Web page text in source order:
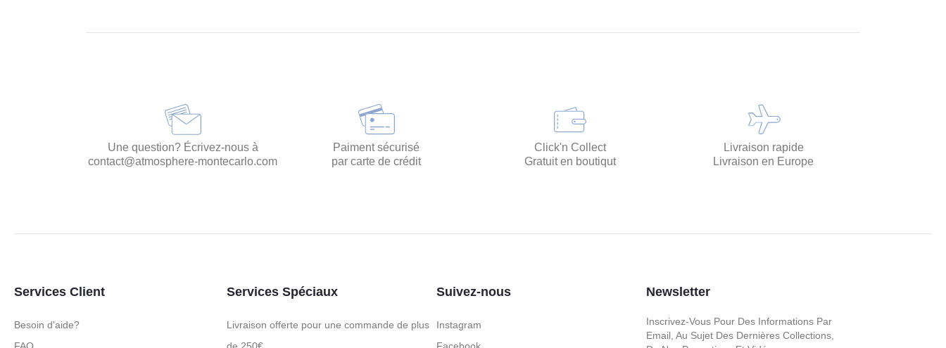
Une question? Écrivez-nous à
contact@atmosphere-montecarlo.com
Paiment sécurisé
par carte de crédit
Click'n Collect
Gratuit en boutiqut
Livraison rapide
Livraison en Europe
Services Client
Besoin d'aide?
Services Spéciaux
Livraison offerte pour une commande de plus
Suivez-nous
Instagram
Newsletter
Inscrivez-Vous Pour Des Informations Par
Email, Au Sujet Des Dernières Collections,